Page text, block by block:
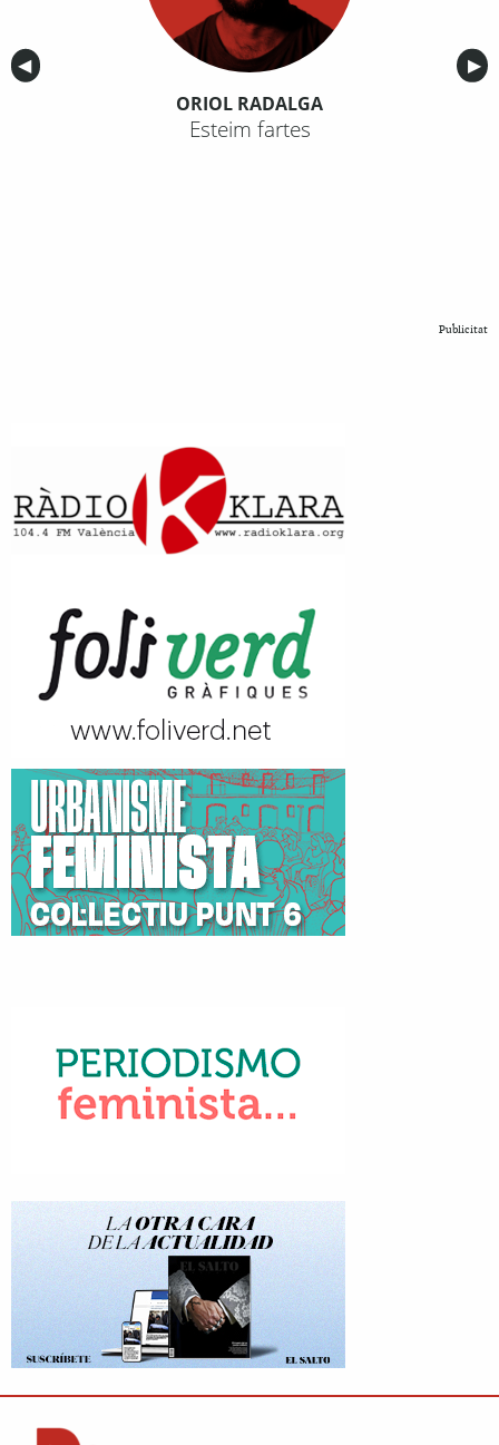
Anterior
◀︎ ▶︎
ORIOL RADALGA
Esteim fartes
Publicitat